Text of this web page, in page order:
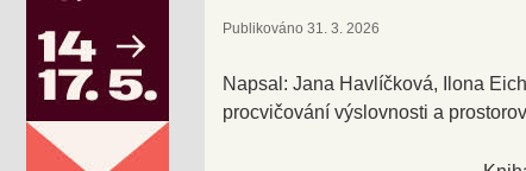
Publikováno 31. 3. 2026
Napsal: Jana Havlíčková, Ilona
procvičování výslovnosti a